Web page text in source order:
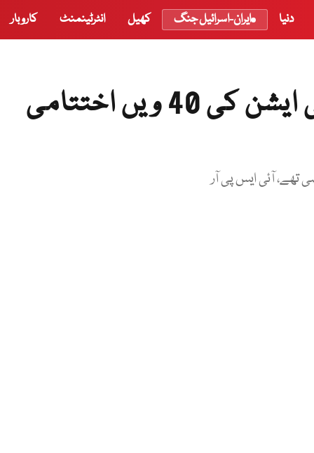
دنیا ایران-اسرائیل جنگ کھیل انٹرٹینمنٹ کاروبار
پاکستان آرمی رائفل ایسوسی ایشن کی 40 ویں اختتامی
تھے، آئی ایس پی آر